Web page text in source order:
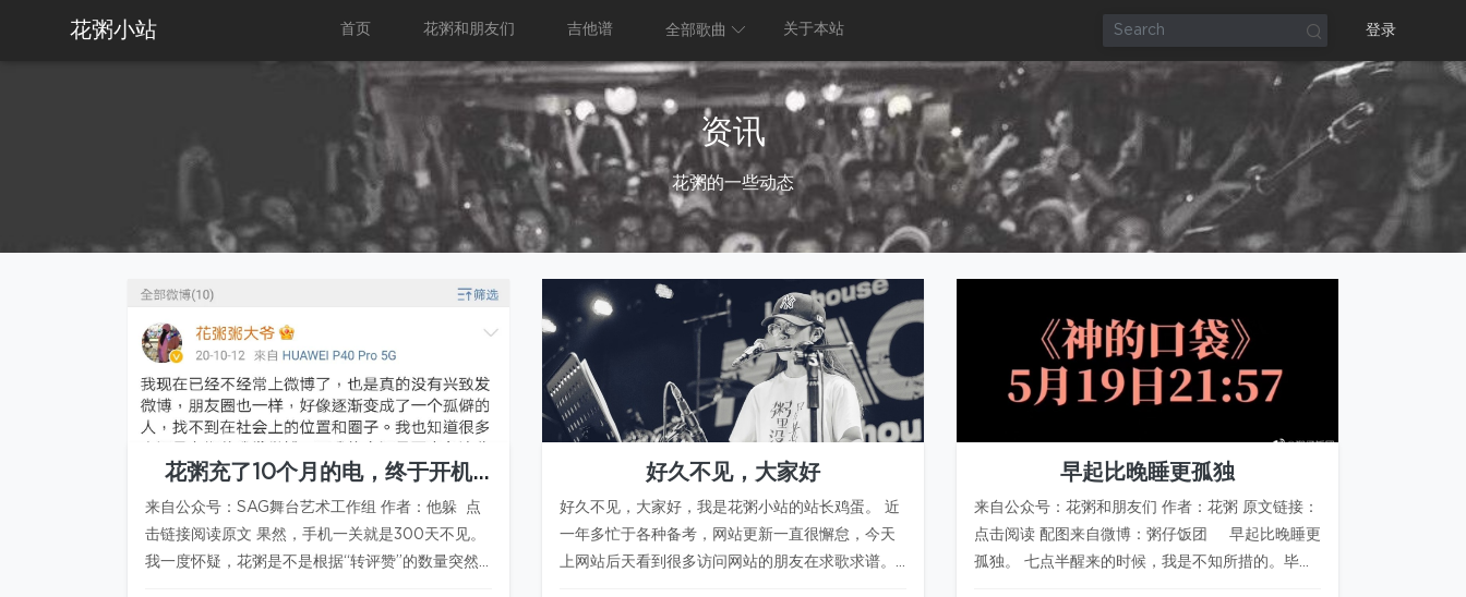
花粥小站 首页 花粥和朋友们 吉他谱 全部歌曲 关于本站 登录
资讯
花粥的一些动态
花粥充了10个月的电，终于开机
了！
来自公众号：SAG舞台艺术工作组 作者：他躲 点
击链接阅读原文 果然，手机一关就是300天不见。
我一度怀疑，花粥是不是根据“转评赞”的数量突然
好久不见，大家好
好久不见，大家好，我是花粥小站的站长鸡蛋。 近
一年多忙于各种备考，网站更新一直很懈怠，今天
上网站后天看到很多访问网站的朋友在求歌求谱。
早起比晚睡更孤独
来自公众号：花粥和朋友们 作者：花粥 原文链接：
点击阅读 配图来自微博：粥仔饭团 早起比晚睡更
孤独。 七点半醒来的时候，我是不知所措的。毕竟